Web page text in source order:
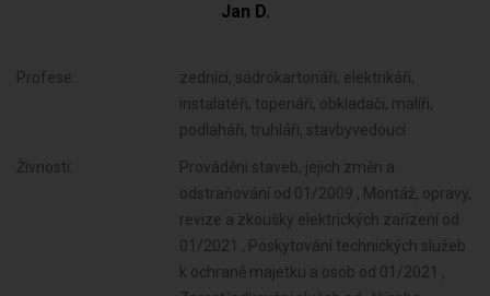
Jan D.
Profese:
zedníci, sádrokartonáři, elektrikáři,
instalatéři, topenáři, obkladači, malíři,
podlaháři, truhláři, stavbyvedoucí
Živnosti: Provádění staveb, jejich změn a odstraňování od 01/2009 , Montáž, opravy, revize a zkoušky elektrických zařízení od 01/2021 , Poskytování technických služeb k ochraně majetku a osob od 01/2021 , Zprostředkování služeb od , Výroba stavebních hmot, porcelánových, keramických a sádrových výrobků od , Výroba brusiv a ostatních minerálních nekovových výrobků od , Broušení technického a šperkového kamene od , Výroba a hutní zpracování železa, drahých a neželezných kovů a jejich slitin od , Výroba kovových konstrukcí a kovodělných výrobků od , Umělecko-řemeslné zpracování kovů od , Povrchové úpravy a svařování kovů a dalších materiálů od , Výroba neelektrických zařízení pro domácnost od , Výroba strojů a zařízení od , Výroba motorových a přípojných vozidel a karoserií od , Stavba a výroba plavidel od , Výroba, vývoj, projektování, zkoušky, instalace, údržba, opravy, modifikace a konstrukční změny letadel, motorů letadel, vrtulí, letadlových částí a zařízení a leteckých pozemních zařízení od , Výroba drážních hnacích vozidel a drážních vozidel na dráze tramvajové, trolejbusové a lanové a železničního parku od , Výroba jízdních kol, vozíků pro invalidy a jiných nemotorových dopravních prostředků od , Výroba a opravy čalounických výrobků od , Výroba, opravy a údržba sportovních potřeb, her, hraček a dětských kočárků od , Výroba a opravy zdrojů ionizujícího záření od , Výroba dalších výrobků zpracovatelského průmyslu od , Provozování vodovodů a kanalizací a úprava a rozvod vody od , Nakládání s odpady (vyjma nebezpečných) od , Zprostředkování obchodu a služeb od , Sklenářské práce, rámování a paspartování od , Velkoobchod a maloobchod od , Zastavárenská činnost a maloobchod s použitým zbožím od , Údržba motorových vozidel a jejich příslušenství od , Potrubní a pozemní doprava (vyjma železniční a silniční motorové dopravy) od , Skladování, balení zboží, manipulace s nákladem a technické činnosti v dopravě od , Zasilatelství a zastupování v celním řízení od , Ubytovací služby od , Návrhářská, designérská, aranžérská činnost a modeling od , Činnost informačních a zpravodajských kanceláří od , Poskytování software, poradenství v oblasti informačních technologií, zpracování dat, hostingové a související činnosti a webové portály od , Fotografické služby od , Překladatelská a tlumočnická činnost od , Služby v oblasti administrativní správy a služby organizačně hospodářské povahy od , Poradenská a konzultační činnost, zpracování odborných studií a posudků od , Provozování cestovní agentury a průvodcovská činnost v oblasti cestovního ruchu od , Projektování pozemkových úprav od , Mimoškolní výchova a vzdělávání, pořádání kurzů, školení, včetně lektorské činnosti od , Příprava a vypracování technických návrhů, grafické a kresličské práce od , Projektování elektrických zařízení od , Provozování tělovýchovných a sportovních zařízení a organizování sportovní činnosti od , Výzkum a vývoj v oblasti přírodních a technických věd nebo společenských věd od , Praní pro domácnost, žehlení, opravy a údržba oděvů, bytového textilu a osobního zboží od , Testování, měření, analýzy a kontroly od , Opravy a údržba potřeb pro domácnost, předmětů kulturní povahy, výrobků jemné mechaniky, optických přístrojů a měřidel od , Poskytování technických služeb od , Reklamní činnost, marketing, mediální zastoupení od , Poskytování služeb osobního charakteru a pro osobní hygienu od , Poskytování služeb pro rodinu a domácnost od , Poskytování služeb pro zemědělství, zahradnictví, rybníkářství, lesnictví a myslivost od